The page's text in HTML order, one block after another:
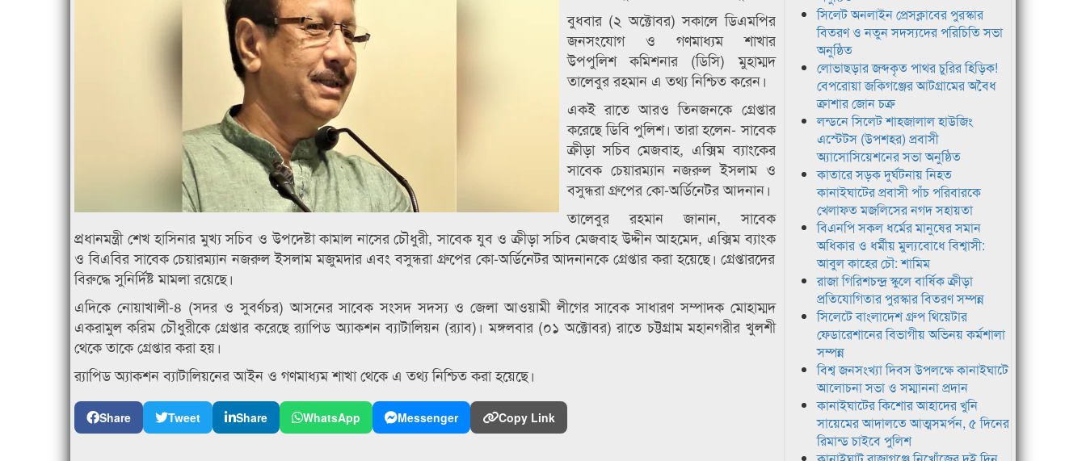
বুধবার (২ অক্টোবর) সকালে ডিএমপির
জনসংযোগ ও গণমাধ্যম শাখার
উপপুলিশ কমিশনার (ডিসি) মুহাম্মদ
তালেবুর রহমান এ তথ্য নিশ্চিত করেন।
একই রাতে আরও তিনজনকে গ্রেপ্তার
করেছে ডিবি পুলিশ। তারা হলেন- সাবেক
ক্রীড়া সচিব মেজবাহ, এক্সিম ব্যাংকের
সাবেক চেয়ারম্যান নজরুল ইসলাম ও
বসুন্ধরা গ্রুপের কো-অর্ডিনেটর আদনান।
তালেবুর রহমান জানান, সাবেক
প্রধানমন্ত্রী শেখ হাসিনার মুখ্য সচিব ও উপদেষ্টা কামাল নাসের চৌধুরী, সাবেক যুব ও ক্রীড়া সচিব মেজবাহ উদ্দীন আহমেদ, এক্সিম ব্যাংক
ও বিএবির সাবেক চেয়ারম্যান নজরুল ইসলাম মজুমদার এবং বসুন্ধরা গ্রুপের কো-অর্ডিনেটর আদনানকে গ্রেপ্তার করা হয়েছে। গ্রেপ্তারদের
বিরুদ্ধে সুনির্দিষ্ট মামলা রয়েছে।
এদিকে নোয়াখালী-৪ (সদর ও সুবর্ণচর) আসনের সাবেক সংসদ সদস্য ও জেলা আওয়ামী লীগের সাবেক সাধারণ সম্পাদক মোহাম্মদ
একরামুল করিম চৌধুরীকে গ্রেপ্তার করেছে র‍্যাপিড অ্যাকশন ব্যাটালিয়ন (র‍্যাব)। মঙ্গলবার (০১ অক্টোবর) রাতে চট্টগ্রাম মহানগরীর খুলশী
থেকে তাকে গ্রেপ্তার করা হয়।
র‍্যাপিড অ্যাকশন ব্যাটালিয়নের আইন ও গণমাধ্যম শাখা থেকে এ তথ্য নিশ্চিত করা হয়েছে।
Share Tweet Share WhatsApp Messenger Copy Link
সিলেট অনলাইন প্রেসক্লাবের পুরস্কার
বিতরণ ও নতুন সদস্যদের পরিচিতি সভা
অনুষ্ঠিত
লোভাছড়ার জব্দকৃত পাথর চুরির হিড়িক!
বেপরোয়া জকিগঞ্জের আটগ্রামের অবৈধ
ক্রাশার জোন চক্র
লন্ডনে সিলেট শাহজালাল হাউজিং
এস্টেটস (উপশহর) প্রবাসী
অ্যাসোসিয়েশনের সভা অনুষ্ঠিত
কাতারে সড়ক দুর্ঘটনায় নিহত
কানাইঘাটের প্রবাসী পাঁচ পরিবারকে
খেলাফত মজলিসের নগদ সহায়তা
বিএনপি সকল ধর্মের মানুষের সমান
অধিকার ও ধর্মীয় মুল্যবোধে বিশ্বাসী:
আবুল কাহের চৌ: শামিম
রাজা গিরিশচন্দ্র স্কুলে বার্ষিক ক্রীড়া
প্রতিযোগিতার পুরস্কার বিতরণ সম্পন্ন
সিলেটে বাংলাদেশ গ্রুপ থিয়েটার
ফেডারেশানের বিভাগীয় অভিনয় কর্মশালা
সম্পন্ন
বিশ্ব জনসংখ্যা দিবস উপলক্ষে কানাইঘাটে
আলোচনা সভা ও সম্মাননা প্রদান
কানাইঘাটের কিশোর আহাদের খুনি
সায়েমের আদালতে আত্মসমর্পন, ৫ দিনের
রিমান্ড চাইবে পুলিশ